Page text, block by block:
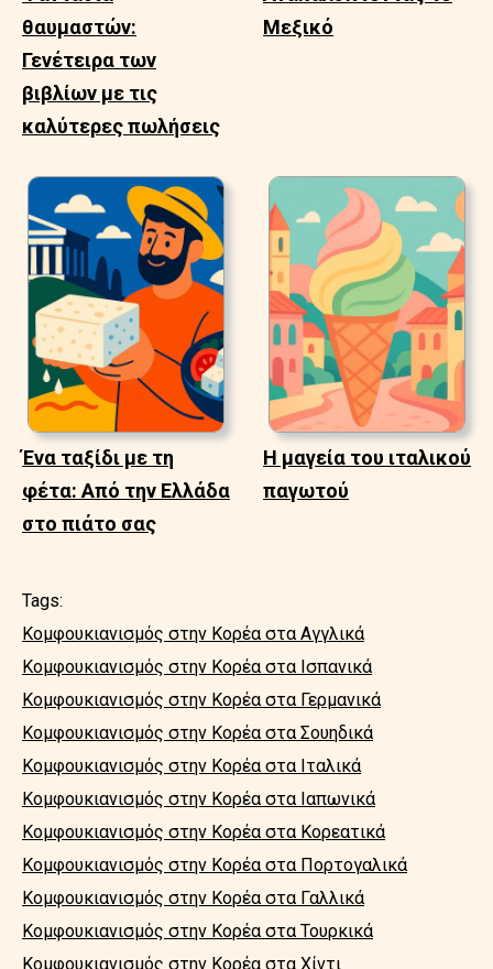
θαυμαστών:
Γενέτειρα των
βιβλίων με τις
καλύτερες πωλήσεις
Μεξικό
Ένα ταξίδι με τη
φέτα: Από την Ελλάδα
στο πιάτο σας
Η μαγεία του ιταλικού
παγωτού
Tags:
Κομφουκιανισμός στην Κορέα στα Αγγλικά
Κομφουκιανισμός στην Κορέα στα Ισπανικά
Κομφουκιανισμός στην Κορέα στα Γερμανικά
Κομφουκιανισμός στην Κορέα στα Σουηδικά
Κομφουκιανισμός στην Κορέα στα Ιταλικά
Κομφουκιανισμός στην Κορέα στα Ιαπωνικά
Κομφουκιανισμός στην Κορέα στα Κορεατικά
Κομφουκιανισμός στην Κορέα στα Πορτογαλικά
Κομφουκιανισμός στην Κορέα στα Γαλλικά
Κομφουκιανισμός στην Κορέα στα Τουρκικά
Κομφουκιανισμός στην Κορέα στα Χίντι